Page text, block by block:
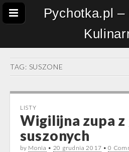
Pychotka.pl
TAG: SUSZONE
LISTY
Wigilijna zupa
suszonych
by Monia • 20 grudnia 2017 •0